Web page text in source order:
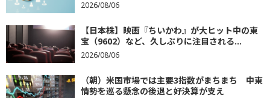
2026/08/06
【日本株】映画『ちいかわ』が大ヒット中の東
宝（9602）など、久しぶりに注目される...
2026/08/06
（朝）米国市場では主要3指数がまちまち 中東
情勢を巡る懸念の後退と好決算が支え